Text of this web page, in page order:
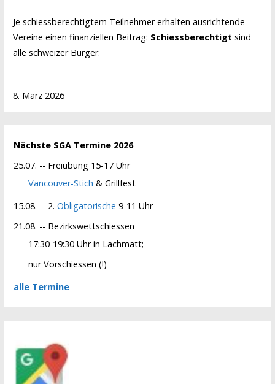
Je schiessberechtigtem Teilnehmer erhalten ausrichtende
Vereine einen finanziellen Beitrag: Schiessberechtigt sind
alle schweizer Bürger.
8. März 2026
Nächste SGA Termine 2026
25.07. -- Freiübung 15-17 Uhr
Vancouver-Stich & Grillfest
15.08. -- 2.Obligatorische 9-11 Uhr
21.08. -- Bezirkswettschiessen
17:30-19:30 Uhr in Lachmatt;
nur Vorschiessen (!)
alle Termine